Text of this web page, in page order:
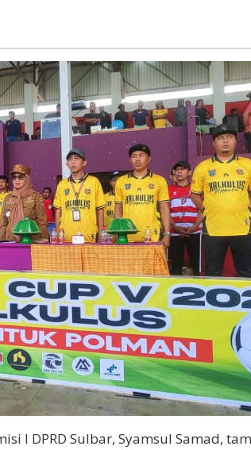
I DPRD Sulbar, Syamsul Samad,